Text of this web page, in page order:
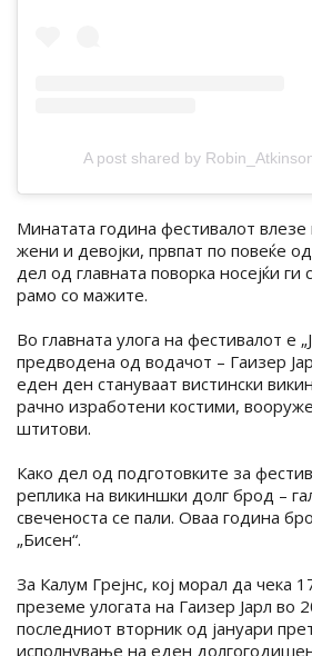
A post shared by
Минатата година фестивалот влезе
жени и девојки, првпат по повеќе
дел од главната поворка носејќи
рамо со мажите.
Во главната улога на фестивалот е
предводена од водачот – Гаизер
еден ден стануваат вистински
рачно изработени костими,
штитови.
Како дел од подготовките за
реплика на викиншки долг брод –
свеченоста се пали. Оваа година
„Бисен“.
За Калум Грејнс, кој морал да чека
преземе улогата на Гаизер Јарл во
последниот вторник од јануари
исполнување на еден